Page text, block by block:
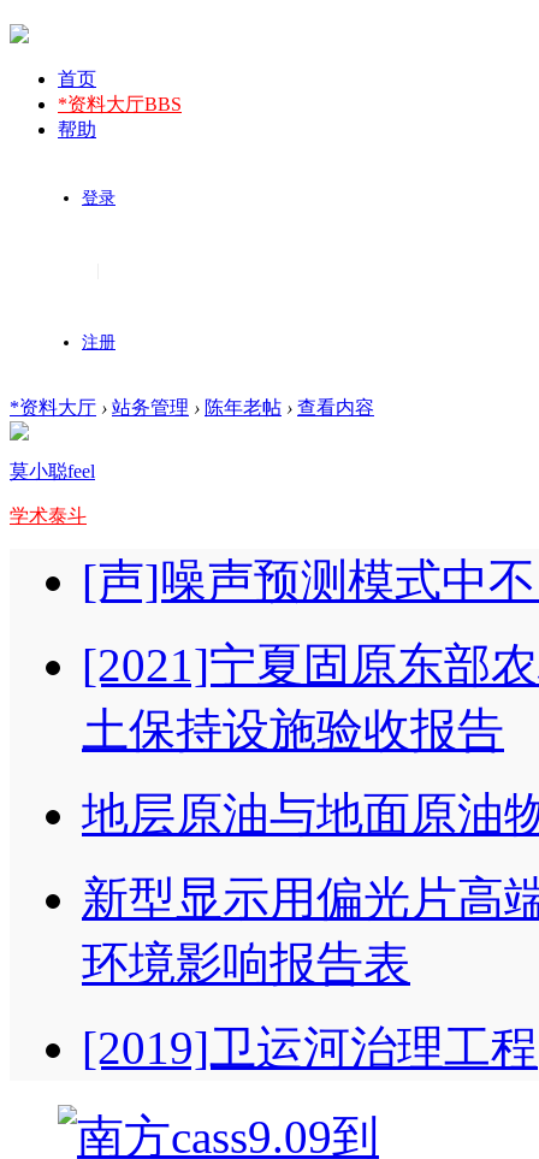
首页
*资料大厅BBS
帮助
登录
注册
*资料大厅 › 站务管理 › 陈年老帖 › 查看内容
莫小聪feel
学术泰斗
[声]噪声预测模式中
[2021]宁夏固原东部
土保持设施验收报告
地层原油与地面原油
新型显示用偏光片高
环境影响报告表
[2019]卫运河治理工程